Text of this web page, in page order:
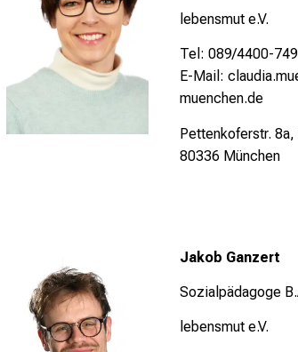
lebensmut e.V.
Tel: 089/4400-
E-Mail:
muenchen.de
Pettenkoferstr.
80336 München
Jakob Ganzert
Sozialpädagoge
lebensmut e.V.